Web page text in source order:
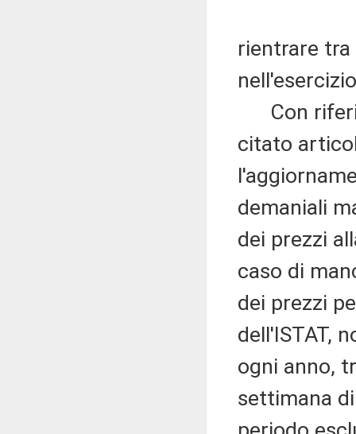
rientrare
Con
citato
demaniali
dei prezzi
caso di
dei prezzi
dell'ISTAT,
ogni anno,
settimana